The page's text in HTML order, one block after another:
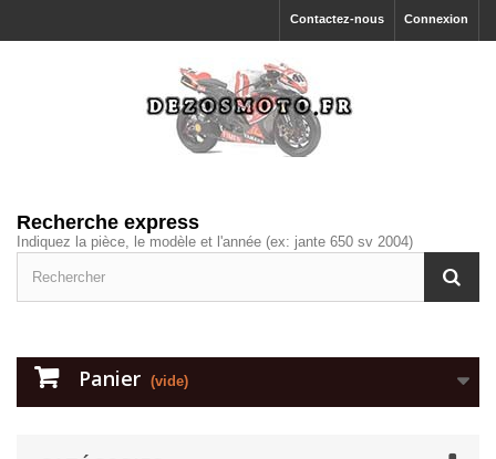
Connexion
Contactez-nous
Recherche express
Indiquez la pièce, le modèle et l'année (ex: jante 650 sv 2004)
Panier (vide)